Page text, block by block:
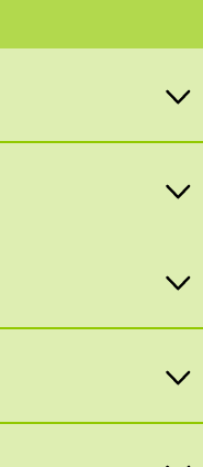
Team in der
erreichen Sie